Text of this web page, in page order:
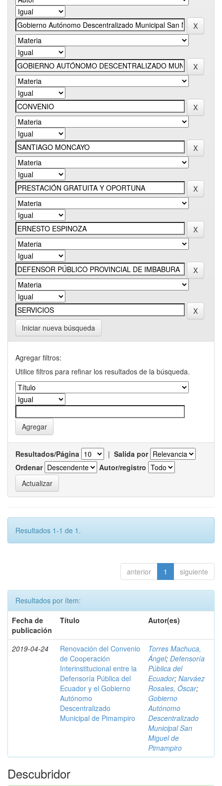
Iniciar nueva búsqueda
Agregar filtros:
Utilice filtros para refinar los resultados de la búsqueda.
Resultados/Página | Salida por
Ordenar
Autor/registro
Resultados 1-1 de 1.
anterior 1 siguiente
Resultados por ítem:
Fecha de
publicación
Título Autor(es)
2019-04-24
Renovación del Convenio
de Cooperación
Interinstitucional entre la
Defensoría Pública del
Ecuador y el Gobierno
Autónomo
Descentralizado
Municipal de Pimampiro
Torres Machuca,
Ángel; Defensoría
Pública del
Ecuador; Narváez
Rosales, Óscar;
Gobierno
Autónomo
Descentralizado
Municipal San
Miguel de
Pimampiro
Descubridor